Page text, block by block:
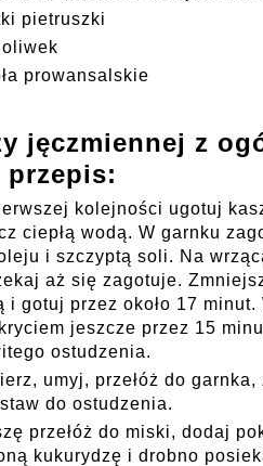
pietruszki
prowansalskie
jęczmiennej z
przepis:
kolejności ugotuj
ciepłą wodą. W garnku
i szczyptą soli. Na
aż się zagotuje.
i gotuj przez około 17 minut.
jeszcze przez 15
ostudzenia.
umyj, przełóż do
do ostudzenia.
przełóż do miski, dodaj
kukurydzę i drobno